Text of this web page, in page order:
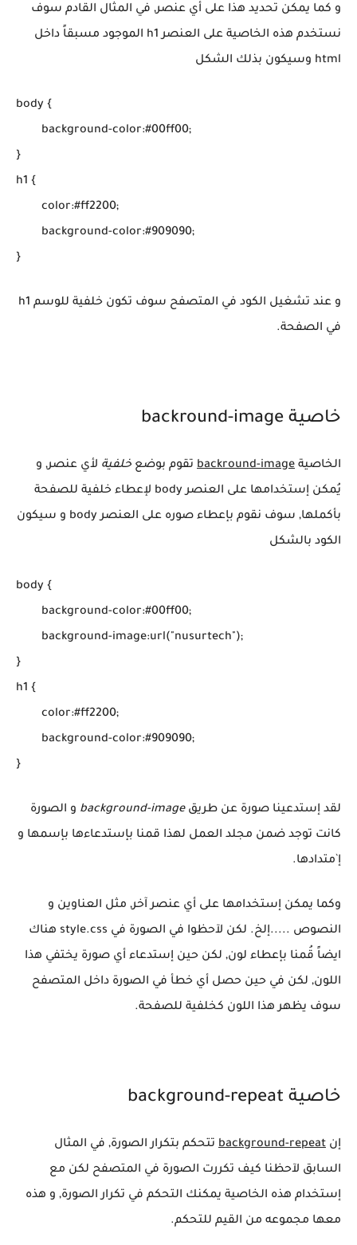
و كما يمكن تحديد هذا على أي عنصر, في المثال القادم سوف
نستخدم هذه الخاصية على العنصر h1 الموجود مسبقاً داخل
html وسيكون بذلك الشكل
body {
}
h1 {
و عند تشغيل الكود في المتصفح سوف تكون خلفية للوسم h1
في الصفحة.
خاصية backround-image
الخاصية backround-image تقوم بوضع خلفية لأي عنصر, و
يُمكن إستخدامها على العنصر body لإعطاء خلفية للصفحة
بأكملها, سوف نقوم بإعطاء صوره على العنصر body و سيكون
الكود بالشكل
body {
}
h1 {
لقد إستدعينا صورة عن طريقbackground-image و الصورة
كانت توجد ضمن مجلد العمل لهذا قمنا بإستدعاءها بإسمها و
إ`متدادها.
وكما يمكن إستخدامها على أي عنصر آخر, مثل العناوين و
النصوص .....إلخ. لكن لآحظوا في الصورة في style.css هناك
ايضاً قُمنا بإعطاء لون, لكن حين إستدعاء أي صورة يختفي هذا
اللون, لكن في حين حصل أي خطأ في الصورة داخل المتصفح
سوف يظهر هذا اللون كخلفية للصفحة.
خاصية background-repeat
إن background-repeat تتحكم بتكرار الصورة, في المثال
السابق لآحظنا كيف تكررت الصورة في المتصفح لكن مع
إستخدام هذه الخاصية يمكنك التحكم في تكرار الصورة, و هذه
معها مجموعه من القيم للتحكم.